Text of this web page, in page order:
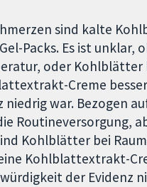
sind kalte
Packs. Es ist
oder Kohlblätter
Creme
niedrig war. Bezogen
Routineversorgung,
Kohlblätter bei
Kohlblattextrakt-
der Evidenz